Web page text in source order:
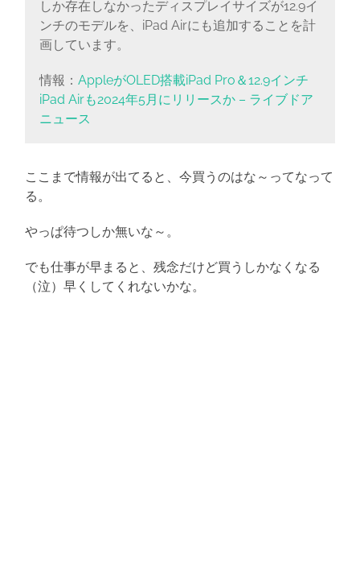
しか存在しなかったディスプレイサイズが12.9イ
ンチのモデルを、iPad Airにも追加することを計
画しています。
情報： AppleがOLED搭載iPad Pro＆12.9インチ
iPad Airも2024年5月にリリースか – ライブドア
ニュース
ここまで情報が出てると、今買うのはな～ってなって
る。
やっぱ待つしか無いな～。
でも仕事が早まると、残念だけど買うしかなくなる
（泣）早くしてくれないかな。